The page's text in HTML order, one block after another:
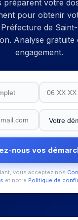
préparent votre
pour obtenir
Préfecture de
. Analyse gratuite
engagement.
nous vos
vous acceptez nos
et notre Politique de